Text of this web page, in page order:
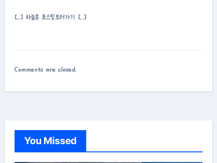
[…] 하늘휴 포스팅보러가기 […]
Comments are closed.
You Missed